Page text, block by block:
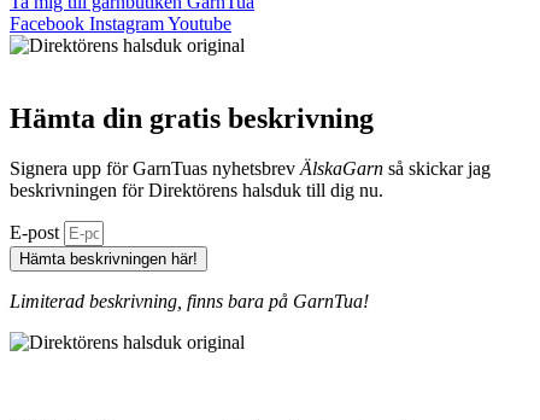
Facebook InstagramYoutube
Hämta din gratis beskrivning
Signera upp för GarnTuas nyhetsbrevÄlskaGarn så skickar jag
beskrivningen för Direktörens halsduk till dig nu.
E-post
Hämta beskrivningen här!
Limiterad beskrivning, finns bara på GarnTua!